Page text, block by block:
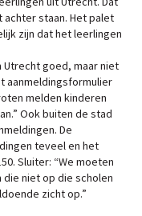
staan. Het palet
zijn dat het leerlingen
goed, maar niet
aanmeldingsformulier
melden kinderen
Ook buiten de stad
De
teveel en het
Sluiter: “We moeten
niet op die scholen
zicht op.”